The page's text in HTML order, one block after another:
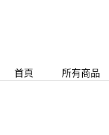
首頁 所有商品